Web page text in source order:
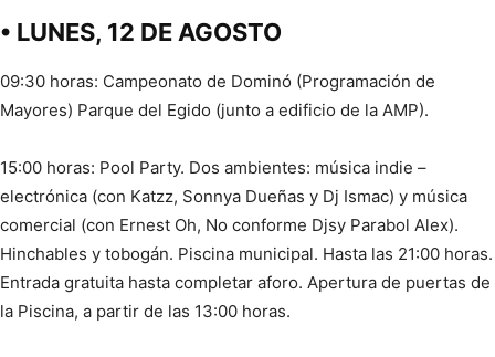
• LUNES, 12 DE AGOSTO
09:30 horas: Campeonato de Dominó (Programación de
Mayores) Parque del Egido (junto a edificio de la AMP).
15:00 horas: Pool Party. Dos ambientes: música indie –
electrónica (con Katzz, Sonnya Dueñas y Dj Ismac) y música
comercial (con Ernest Oh, No conforme Djsy Parabol Alex).
Hinchables y tobogán. Piscina municipal. Hasta las 21:00 horas.
Entrada gratuita hasta completar aforo. Apertura de puertas de
la Piscina, a partir de las 13:00 horas.